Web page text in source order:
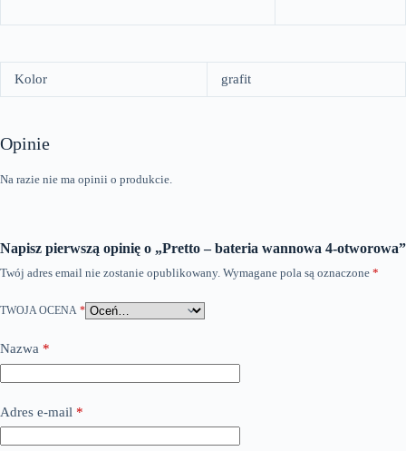
Kolor grafit
Opinie
Na razie nie ma opinii o produkcie.
Napisz pierwszą opinię o „Pretto – bateria wannowa 4-otworowa”
Twój adres email nie zostanie opublikowany. Wymagane pola są oznaczone *
TWOJA OCENA *
Nazwa *
Adres e-mail *